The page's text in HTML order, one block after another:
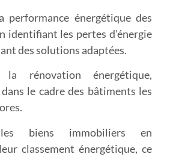
performance énergétique des
identifiant les pertes d’énergie
des solutions adaptées.
la rénovation énergétique,
le cadre des bâtiments les
biens immobiliers en
classement énergétique, ce